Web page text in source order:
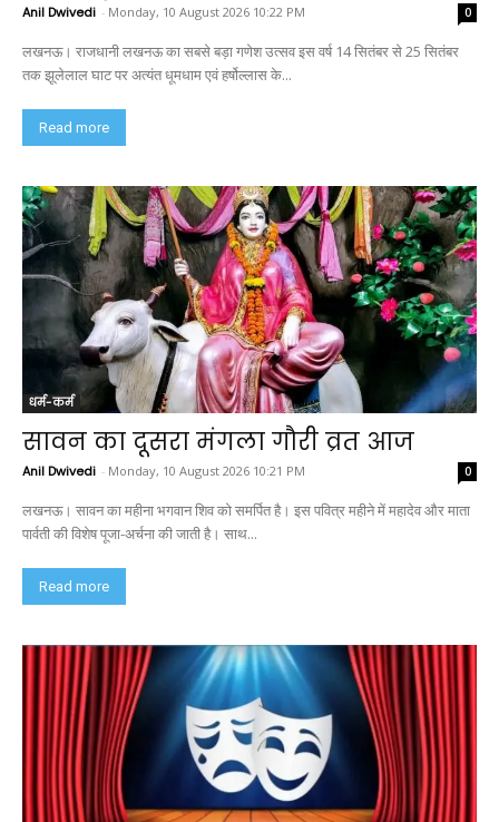
Anil Dwivedi - Monday, 10 August 2026 10:22 PM 0
लखनऊ। राजधानी लखनऊ का सबसे बड़ा गणेश उत्सव इस वर्ष 14 सितंबर से 25 सितंबर
तक झूलेलाल घाट पर अत्यंत धूमधाम एवं हर्षोल्लास के...
Read more
धर्म-कर्म
सावन का दूसरा मंगला गौरी व्रत आज
Anil Dwivedi - Monday, 10 August 2026 10:21 PM 0
लखनऊ। सावन का महीना भगवान शिव को समर्पित है। इस पवित्र महीने में महादेव और माता
पार्वती की विशेष पूजा-अर्चना की जाती है। साथ...
Read more